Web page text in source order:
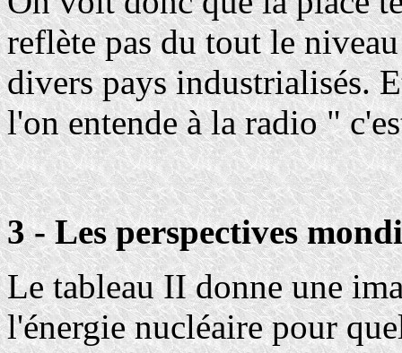
reflète pas du tout le
divers pays industrialisés.
l'on entende à la radio "
3 - Les perspectives
Le tableau II donne une
l'énergie nucléaire pour